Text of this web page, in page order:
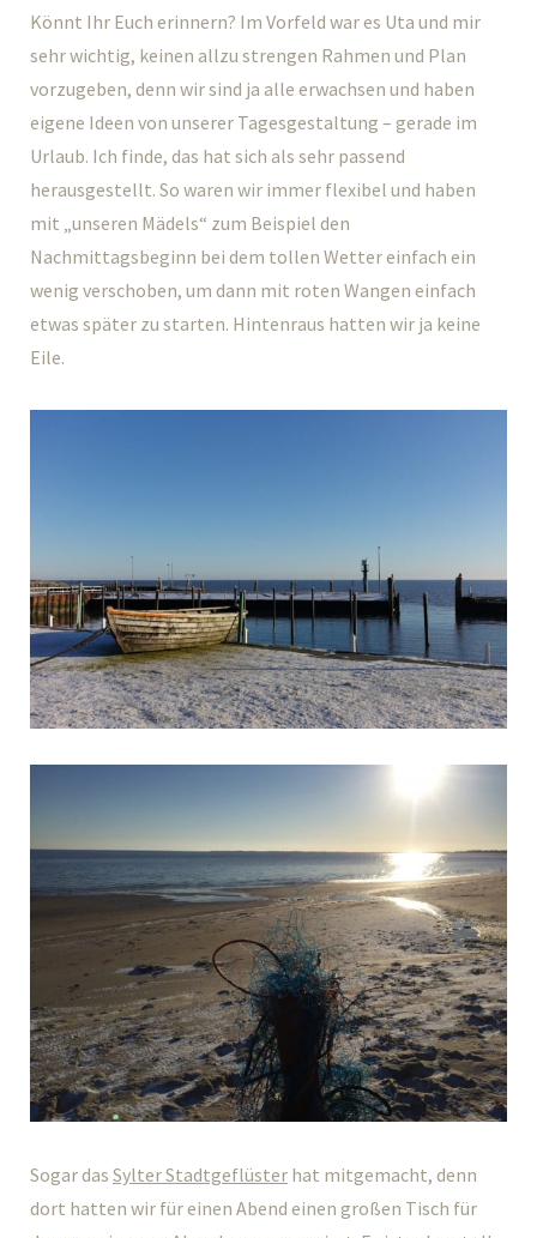
Könnt Ihr Euch erinnern? Im Vorfeld war es Uta und mir
sehr wichtig, keinen allzu strengen Rahmen und Plan
vorzugeben, denn wir sind ja alle erwachsen und haben
eigene Ideen von unserer Tagesgestaltung – gerade im
Urlaub. Ich finde, das hat sich als sehr passend
herausgestellt. So waren wir immer flexibel und haben
mit „unseren Mädels“ zum Beispiel den
Nachmittagsbeginn bei dem tollen Wetter einfach ein
wenig verschoben, um dann mit roten Wangen einfach
etwas später zu starten. Hintenraus hatten wir ja keine
Eile.
Sogar das Sylter Stadtgeflüster hat mitgemacht, denn
dort hatten wir für einen Abend einen großen Tisch für